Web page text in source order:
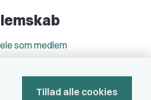
som medlem
Tillad alle cookies